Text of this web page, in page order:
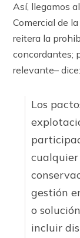
Así, llegamos
Comercial de
reitera la
concordantes;
relevante– dice:
Los
gestión
o
incluir